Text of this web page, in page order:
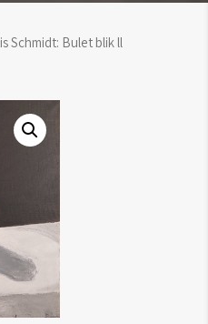
Schmidt: Bulet blik ll